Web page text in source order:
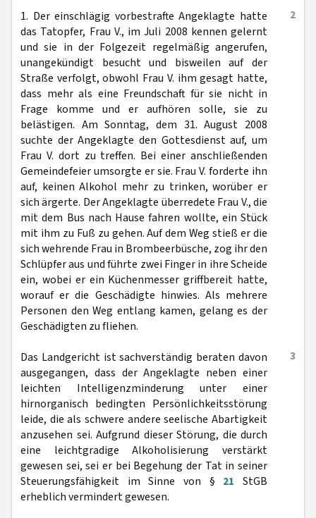
2
1. Der einschlägig vorbestrafte Angeklagte hatte
das Tatopfer, Frau V., im Juli 2008 kennen gelernt
und sie in der Folgezeit regelmäßig angerufen,
unangekündigt besucht und bisweilen auf der
Straße verfolgt, obwohl Frau V. ihm gesagt hatte,
dass mehr als eine Freundschaft für sie nicht in
Frage komme und er aufhören solle, sie zu
belästigen. Am Sonntag, dem 31. August 2008
suchte der Angeklagte den Gottesdienst auf, um
Frau V. dort zu treffen. Bei einer anschließenden
Gemeindefeier umsorgte er sie. Frau V. forderte ihn
auf, keinen Alkohol mehr zu trinken, worüber er
sich ärgerte. Der Angeklagte überredete Frau V., die
mit dem Bus nach Hause fahren wollte, ein Stück
mit ihm zu Fuß zu gehen. Auf dem Weg stieß er die
sich wehrende Frau in Brombeerbüsche, zog ihr den
Schlüpfer aus und führte zwei Finger in ihre Scheide
ein, wobei er ein Küchenmesser griffbereit hatte,
worauf er die Geschädigte hinwies. Als mehrere
Personen den Weg entlang kamen, gelang es der
Geschädigten zu fliehen.
3
Das Landgericht ist sachverständig beraten davon
ausgegangen, dass der Angeklagte neben einer
leichten Intelligenzminderung unter einer
hirnorganisch bedingten Persönlichkeitsstörung
leide, die als schwere andere seelische Abartigkeit
anzusehen sei. Aufgrund dieser Störung, die durch
eine leichtgradige Alkoholisierung verstärkt
gewesen sei, sei er bei Begehung der Tat in seiner
Steuerungsfähigkeit im Sinne von § 21 StGB
erheblich vermindert gewesen.